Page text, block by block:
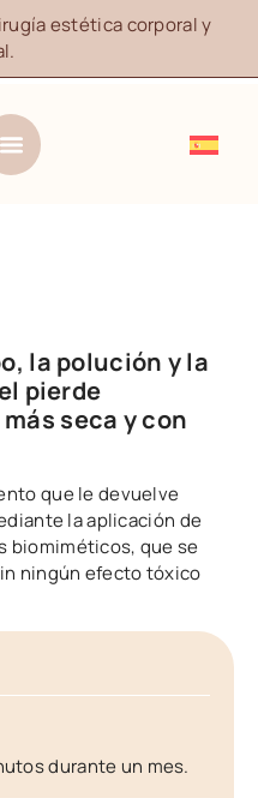
estética corporal y
la polución y la
pierde
seca y con
que le devuelve
la aplicación de
biomiméticos, que se
ningún efecto tóxico
durante un mes.